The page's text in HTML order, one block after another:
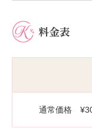
料金表
通常価格